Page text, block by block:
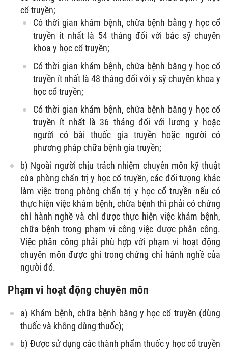
cổ truyền;
Có thời gian khám bệnh, chữa bệnh bằng y học cổ
truyền ít nhất là 54 tháng đối với bác sỹ chuyên
khoa y học cổ truyền;
Có thời gian khám bệnh, chữa bệnh bằng y học cổ
truyền ít nhất là 48 tháng đối với y sỹ chuyên khoa y
học cổ truyền;
Có thời gian khám bệnh, chữa bệnh bằng y học cổ
truyền ít nhất là 36 tháng đối với lương y hoặc
người có bài thuốc gia truyền hoặc người có
phương pháp chữa bệnh gia truyền;
b) Ngoài người chịu trách nhiệm chuyên môn kỹ thuật
của phòng chẩn trị y học cổ truyền, các đối tượng khác
làm việc trong phòng chẩn trị y học cổ truyền nếu có
thực hiện việc khám bệnh, chữa bệnh thì phải có chứng
chỉ hành nghề và chỉ được thực hiện việc khám bệnh,
chữa bệnh trong phạm vi công việc được phân công.
Việc phân công phải phù hợp với phạm vi hoạt động
chuyên môn được ghi trong chứng chỉ hành nghề của
người đó.
Phạm vi hoạt động chuyên môn
a) Khám bệnh, chữa bệnh bằng y học cổ truyền (dùng
thuốc và không dùng thuốc);
b) Được sử dụng các thành phẩm thuốc y học cổ truyền